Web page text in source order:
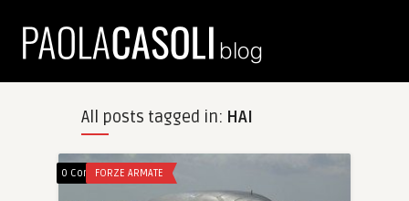
All posts tagged in: HAI
0 CommentsFORZE ARMATE